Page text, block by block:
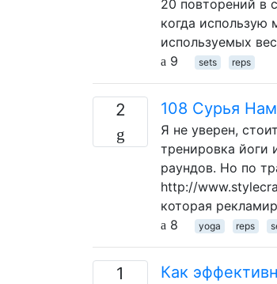
20 повторений в
когда использую
используемых
9
sets reps
2 108 Сурья
Я не уверен,
тренировка
раундов. Но по
http://
которая
8
yoga reps
1 Как